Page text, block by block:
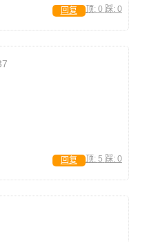
顶: 0 踩: 0
回复
顶: 5 踩: 0
回复